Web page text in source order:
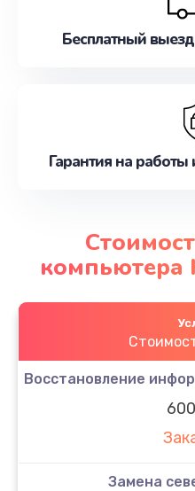
Бесплатный
Гарантия на работы
компьютера
Восстановление
Замена